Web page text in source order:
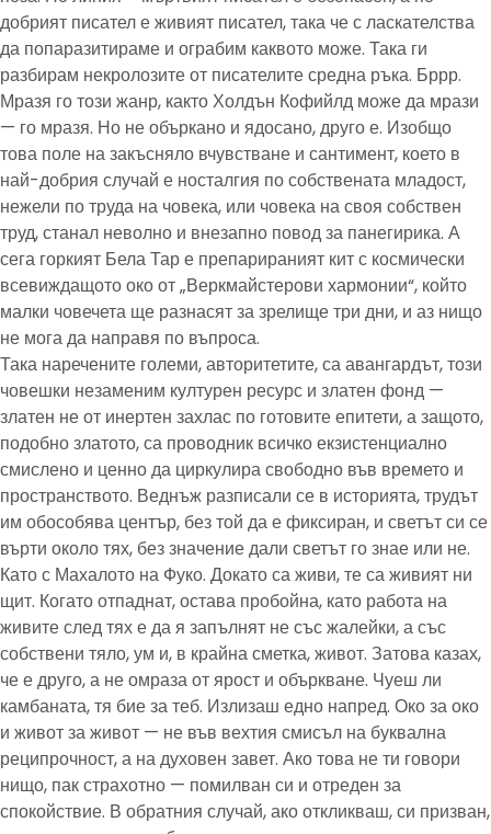
добрият писател е живият писател, така че с ласкателства
да попаразитираме и ограбим каквото може. Така ги
разбирам некролозите от писателите средна ръка. Бррр.
Мразя го този жанр, както Холдън Кофийлд може да мрази
— го мразя. Но не объркано и ядосано, друго е. Изобщо
това поле на закъсняло вчувстване и сантимент, което в
най-добрия случай е носталгия по собствената младост,
нежели по труда на човека, или човека на своя собствен
труд, станал неволно и внезапно повод за панегирика. А
сега горкият Бела Тар е препарираният кит с космически
всевиждащото око от „Веркмайстерови хармонии“, който
малки човечета ще разнасят за зрелище три дни, и аз нищо
не мога да направя по въпроса.
Така наречените големи, авторитетите, са авангардът, този
човешки незаменим културен ресурс и златен фонд —
златен не от инертен захлас по готовите епитети, а защото,
подобно златото, са проводник всичко екзистенциално
смислено и ценно да циркулира свободно във времето и
пространството. Веднъж разписали се в историята, трудът
им обособява център, без той да е фиксиран, и светът си се
върти около тях, без значение дали светът го знае или не.
Като с Махалото на Фуко. Докато са живи, те са живият ни
щит. Когато отпаднат, остава пробойна, като работа на
живите след тях е да я запълнят не със жалейки, а със
собствени тяло, ум и, в крайна сметка, живот. Затова казах,
че е друго, а не омраза от ярост и объркване. Чуеш ли
камбаната, тя бие за теб. Излизаш едно напред. Око за око
и живот за живот — не във вехтия смисъл на буквална
реципрочност, а на духовен завет. Ако това не ти говори
нищо, пак страхотно — помилван си и отреден за
спокойствие. В обратния случай, ако откликваш, си призван,